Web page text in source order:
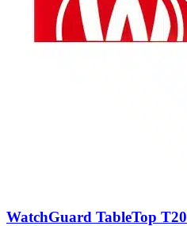
WatchGuard TableTop T20